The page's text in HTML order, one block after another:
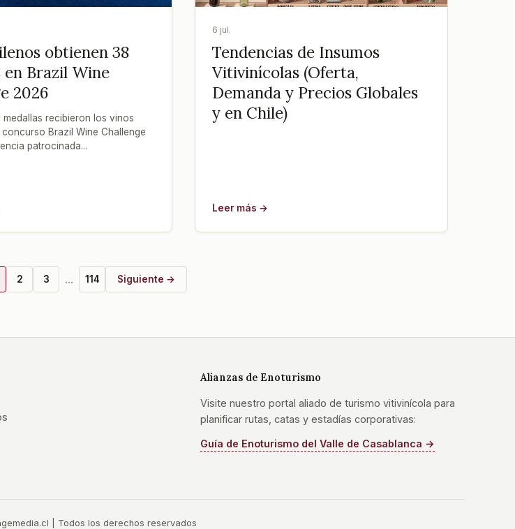
obtienen 38
en Brazil Wine
2026
recibieron los vinos
Brazil Wine Challenge
patrocinada...
6 jul.
Tendencias de Insumos
Vitivinícolas (Oferta,
Demanda y Precios Globales
y en Chile)
Leer más →
2 3 ... 114 Siguiente →
Alianzas de Enoturismo
Visite nuestro portal aliado de turismo vitivinícola para
planificar rutas, catas y estadías corporativas:
Guía de Enoturismo del Valle de Casablanca →
| Todos los derechos reservados